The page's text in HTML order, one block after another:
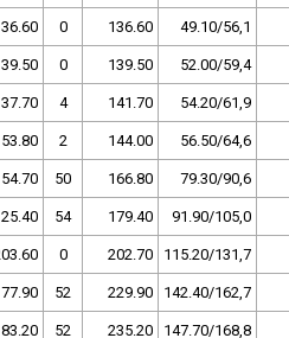
0 136.60 49.10/56,1
0 139.50 52.00/59,4
4 141.70 54.20/61,9
2 144.00 56.50/64,6
50 166.80 79.30/90,6
54 179.40 91.90/105,0
0 202.70 115.20/131,7
52 229.90 142.40/162,7
52 235.20 147.70/168,8